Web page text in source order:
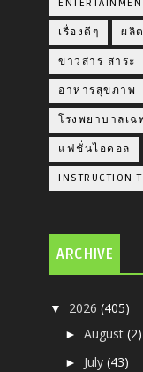
เรื่องดีๆ ผลิ
ข่าวสาร สาระ
อาหารสุขภาพ
โรงพยาบาลเฉ
แฟชั่นไอดอล
INSTRUCTION
ARCHIVE
▼ 2026(405)
►August(2)
► July(43)